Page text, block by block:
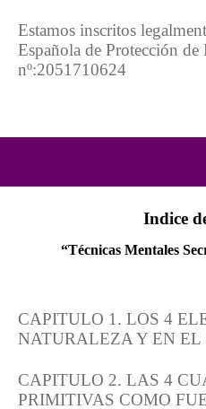
Estamos inscritos
Española de Protección de
nº:2051710624
Indice
“Técnicas Mentales
CAPITULO 1. LOS 4
NATURALEZA Y EN EL
CAPITULO 2. LAS 4
PRIMITIVAS COMO